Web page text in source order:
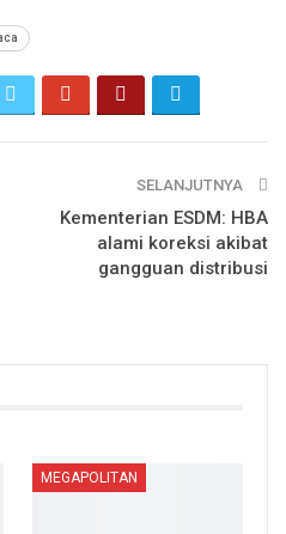
SELANJUTNYA
Kementerian ESDM: HBA
alami koreksi akibat
gangguan distribusi
MEGAPOLITAN